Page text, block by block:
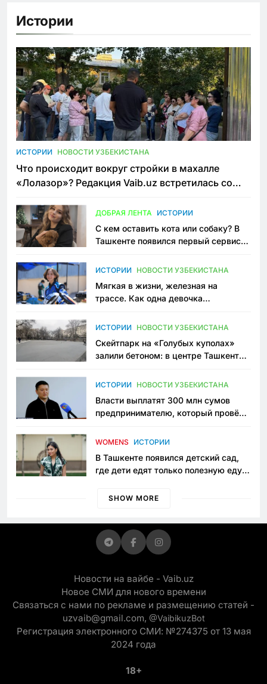
Истории
ИСТОРИИ НОВОСТИ УЗБЕКИСТАНА
Что происходит вокруг стройки в махалле
«Лолазор»? Редакция Vaib.uz встретилась со
ДОБРАЯ ЛЕНТА ИСТОРИИ
С кем оставить кота или собаку? В
Ташкенте появился первый сервис
ИСТОРИИ НОВОСТИ УЗБЕКИСТАНА
Мягкая в жизни, железная на
трассе. Как одна девочка
Узбекистане
ИСТОРИИ НОВОСТИ УЗБЕКИСТАНА
Скейтпарк на «Голубых куполах»
залили бетоном: в центре Ташкента
пространство
ИСТОРИИ НОВОСТИ УЗБЕКИСТАНА
Власти выплатят 300 млн сумов
предпринимателю, который провёл
приговору
WOMENS ИСТОРИИ
В Ташкенте появился детский сад,
где дети едят только полезную еду.
просить «кашу без сахара»
SHOW MORE
Новости на вайбе - Vaib.uz
Новое СМИ для нового времени
Связаться с нами по рекламе и размещению статей -
uzvaib@gmail.com, @VaibikuzBot
Регистрация электронного СМИ: №274375 от 13 мая
2024 года
18+